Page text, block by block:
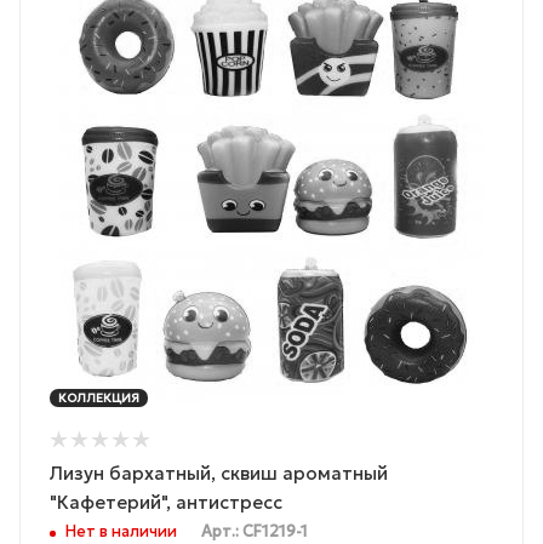
КОЛЛЕКЦИЯ
Лизун бархатный, сквиш ароматный
"Кафетерий", антистресс
Нет в наличии Арт.: CF1219-1